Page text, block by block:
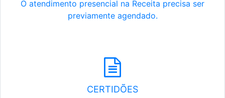
O atendimento presencial na Receita precisa ser
previamente agendado.
CERTIDÕES